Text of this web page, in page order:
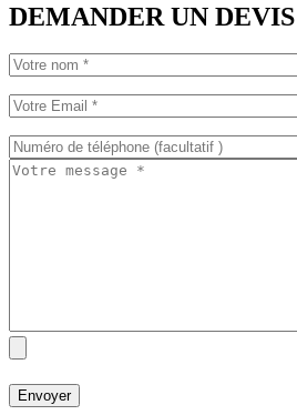
DEMANDER UN DEVIS